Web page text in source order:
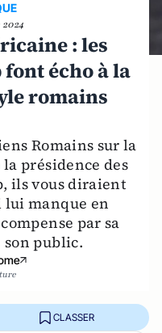
: les
écho à la
romains
Romains sur la
présidence des
ils vous diraient
lui manque en
par sa
son public.
CLASSER